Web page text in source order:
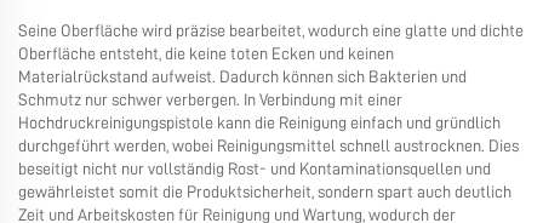
Seine Oberfläche wird präzise bearbeitet, wodurch eine glatte und dichte
Oberfläche entsteht, die keine toten Ecken und keinen
Materialrückstand aufweist. Dadurch können sich Bakterien und
Schmutz nur schwer verbergen. In Verbindung mit einer
Hochdruckreinigungspistole kann die Reinigung einfach und gründlich
durchgeführt werden, wobei Reinigungsmittel schnell austrocknen. Dies
beseitigt nicht nur vollständig Rost- und Kontaminationsquellen und
gewährleistet somit die Produktsicherheit, sondern spart auch deutlich
Zeit und Arbeitskosten für Reinigung und Wartung, wodurch der